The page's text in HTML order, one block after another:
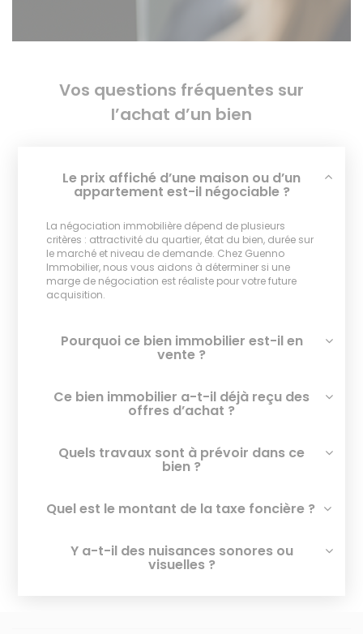
Vos questions fréquentes sur
l’achat d’un bien
Le prix affiché d’une maison ou d’un
appartement est-il négociable ?
La négociation immobilière dépend de plusieurs
critères : attractivité du quartier, état du bien, durée sur
le marché et niveau de demande. Chez Guenno
Immobilier, nous vous aidons à déterminer si une
marge de négociation est réaliste pour votre future
acquisition.
Pourquoi ce bien immobilier est-il en
vente ?
Ce bien immobilier a-t-il déjà reçu des
offres d’achat ?
Quels travaux sont à prévoir dans ce
bien ?
Quel est le montant de la taxe foncière ?
Y a-t-il des nuisances sonores ou
visuelles ?